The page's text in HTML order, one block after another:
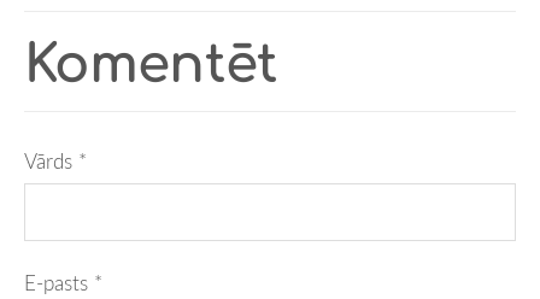
Komentēt
Vārds *
E-pasts *